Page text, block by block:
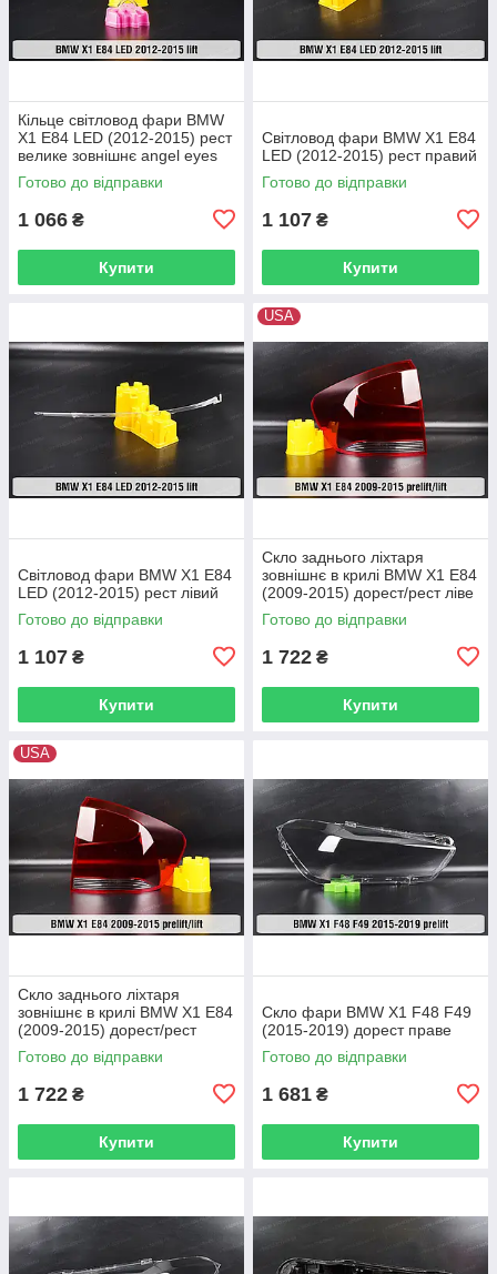
Кільце світловод фари BMW
X1 E84 LED (2012-2015) рест
велике зовнішнє angel eyes
ліве/праве
Готово до відправки
1 066 ₴
Купити
Світловод фари BMW X1 E84
LED (2012-2015) рест правий
Готово до відправки
1 107 ₴
Купити
Світловод фари BMW X1 E84
LED (2012-2015) рест лівий
Готово до відправки
1 107 ₴
Купити
USA
Скло заднього ліхтаря
зовнішнє в крилі BMW X1 E84
(2009-2015) дорест/рест ліве
Готово до відправки
1 722 ₴
Купити
USA
Скло заднього ліхтаря
зовнішнє в крилі BMW X1 E84
(2009-2015) дорест/рест
праве
Готово до відправки
1 722 ₴
Купити
Скло фари BMW X1 F48 F49
(2015-2019) дорест праве
Готово до відправки
1 681 ₴
Купити